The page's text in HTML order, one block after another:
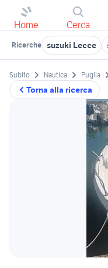
Home Cerca
Ricerche suzuki Lecce
Torna alla ricerca
Subito Nautica Puglia